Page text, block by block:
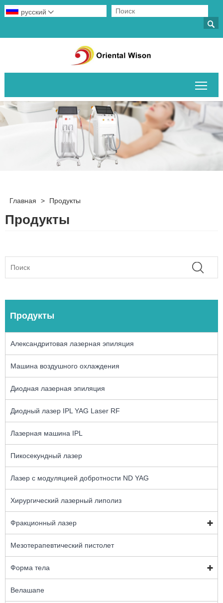

русский 
Главная > Продукты
Продукты
Продукты
Александритовая лазерная эпиляция
Машина воздушного охлаждения
Диодная лазерная эпиляция
Диодный лазер IPL YAG Laser RF
Лазерная машина IPL
Пикосекундный лазер
Лазер с модуляцией добротности ND YAG
Хирургический лазерный липолиз
Фракционный лазер
Мезотерапевтический пистолет
Форма тела
Велашапе